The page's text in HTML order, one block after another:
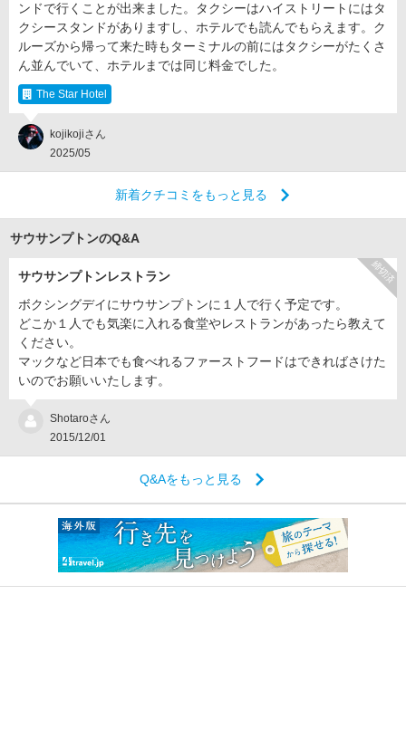
ンドで行くことが出来ました。タクシーはハイストリートにはタ
クシースタンドがありますし、ホテルでも読んでもらえます。ク
ルーズから帰って来た時もターミナルの前にはタクシーがたくさ
ん並んでいて、ホテルまでは同じ料金でした。
The Star Hotel
kojikojiさん
2025/05
新着クチコミをもっと見る
サウサンプトンのQ&A
締切済
サウサンプトンレストラン
ボクシングデイにサウサンプトンに１人で行く予定です。
どこか１人でも気楽に入れる食堂やレストランがあったら教えて
ください。
マックなど日本でも食べれるファーストフードはできればさけた
いのでお願いいたします。
Shotaroさん
2015/12/01
Q&Aをもっと見る